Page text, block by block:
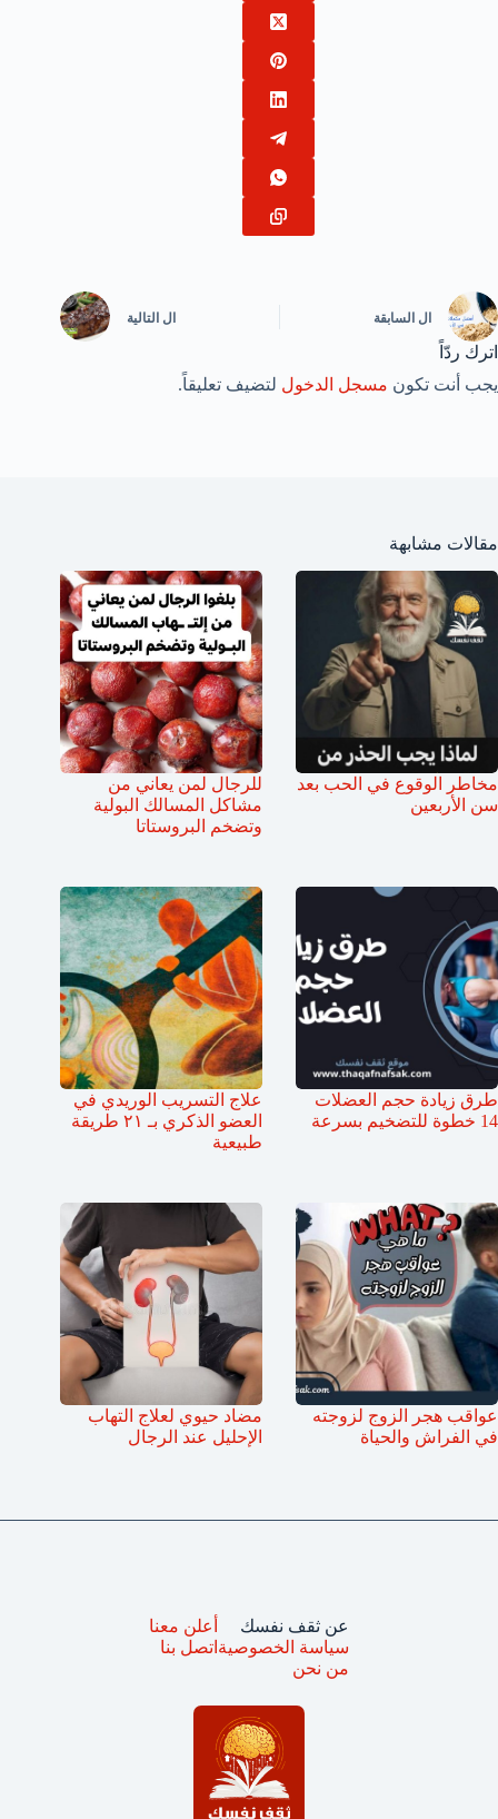
ال السابقة ال التالية
اترك ردّاً
يجب أنت تكون مسجل الدخول لتضيف تعليقاً.
مقالات مشابهة
مخاطر الوقوع في الحب بعد
سن الأربعين
للرجال لمن يعاني من
مشاكل المسالك البولية
وتضخم البروستاتا
طرق زيادة حجم العضلات
14 خطوة للتضخيم بسرعة
علاج التسريب الوريدي في
العضو الذكري بـ ٢١ طريقة
طبيعية
عواقب هجر الزوج لزوجته
في الفراش والحياة
مضاد حيوي لعلاج التهاب
الإحليل عند الرجال
عن ثقف نفسك
سياسة الخصوصية
من نحن
أعلن معنا
اتصل بنا